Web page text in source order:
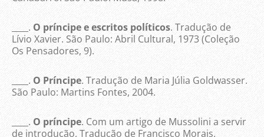
____. O príncipe e escritos políticos. Tradução de
Lívio Xavier. São Paulo: Abril Cultural, 1973 (Coleção
Os Pensadores, 9).
____. O Príncipe. Tradução de Maria Júlia Goldwasser.
São Paulo: Martins Fontes, 2004.
____. O príncipe. Com um artigo de Mussolini a servir
de introdução, Tradução de Francisco Morais.